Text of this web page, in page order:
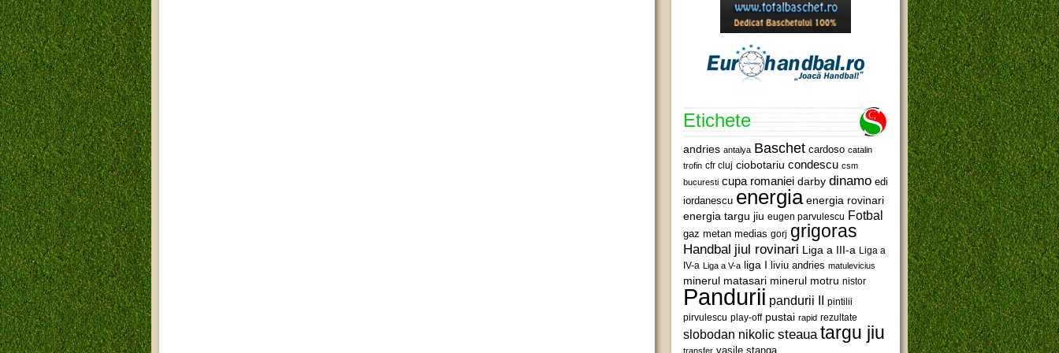
Etichete
andries antalya Baschet cardoso catalin
trofin cfr cluj ciobotariu condescu csm
bucuresti cupa romaniei darby dinamo edi
iordanescu energia energia rovinari
energia targu jiu eugen parvulescu Fotbal
gaz metan medias gorj grigoras
Handbal jiul rovinari Liga a III-a Liga a
IV-a Liga a V-a liga I liviu andries matulevicius
minerul matasari minerul motru nistor
Pandurii pandurii II pintilii
pirvulescu play-off pustai rapid rezultate
slobodan nikolic steaua targu jiu
transfer vasile stanga